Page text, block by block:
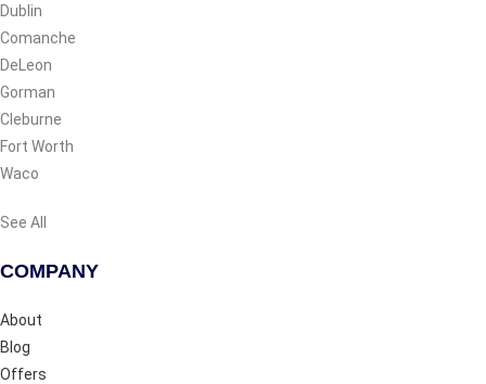
Dublin
Comanche
DeLeon
Gorman
Cleburne
Fort Worth
Waco
See All
COMPANY
About
Blog
Offers